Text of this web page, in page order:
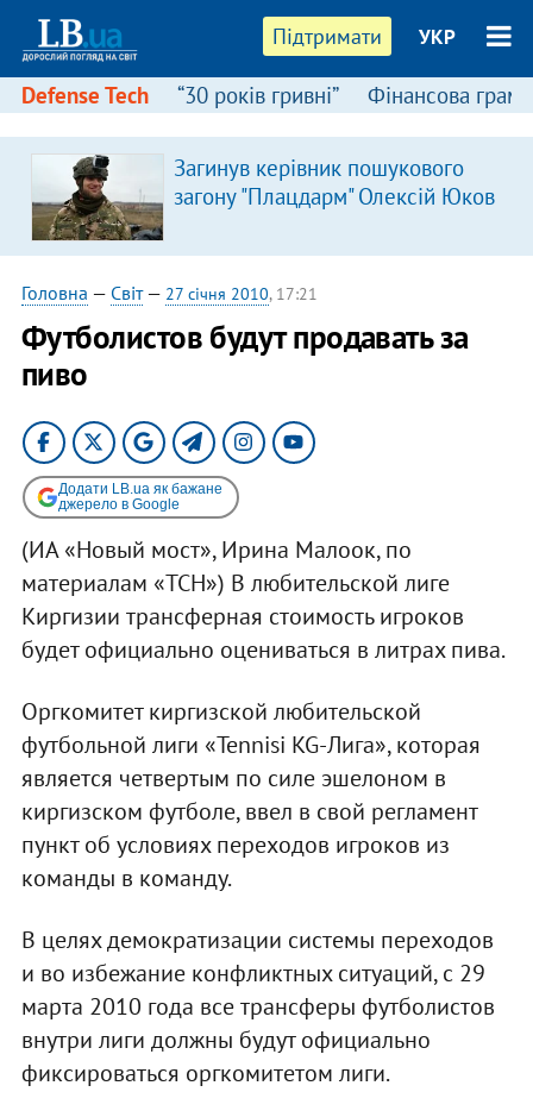
Підтримати УКР
Defense Tech “30 років гривні” Фінансова
Загинув керівник пошукового
загону "Плацдарм" Олексій Юков
Головна — Світ— 27 січня 2010, 17:21
Футболистов будут продавать за
пиво
Додати LB.ua як бажане
джерело в Google
(ИА «Новый мост», Ирина Малоок, по
материалам «ТСН») В любительской лиге
Киргизии трансферная стоимость игроков
будет официально оцениваться в литрах пива.
Оргкомитет киргизской любительской
футбольной лиги «Tennisi KG-Лига», которая
является четвертым по силе эшелоном в
киргизском футболе, ввел в свой регламент
пункт об условиях переходов игроков из
команды в команду.
В целях демократизации системы переходов
и во избежание конфликтных ситуаций, с 29
марта 2010 года все трансферы футболистов
внутри лиги должны будут официально
фиксироваться оргкомитетом лиги.